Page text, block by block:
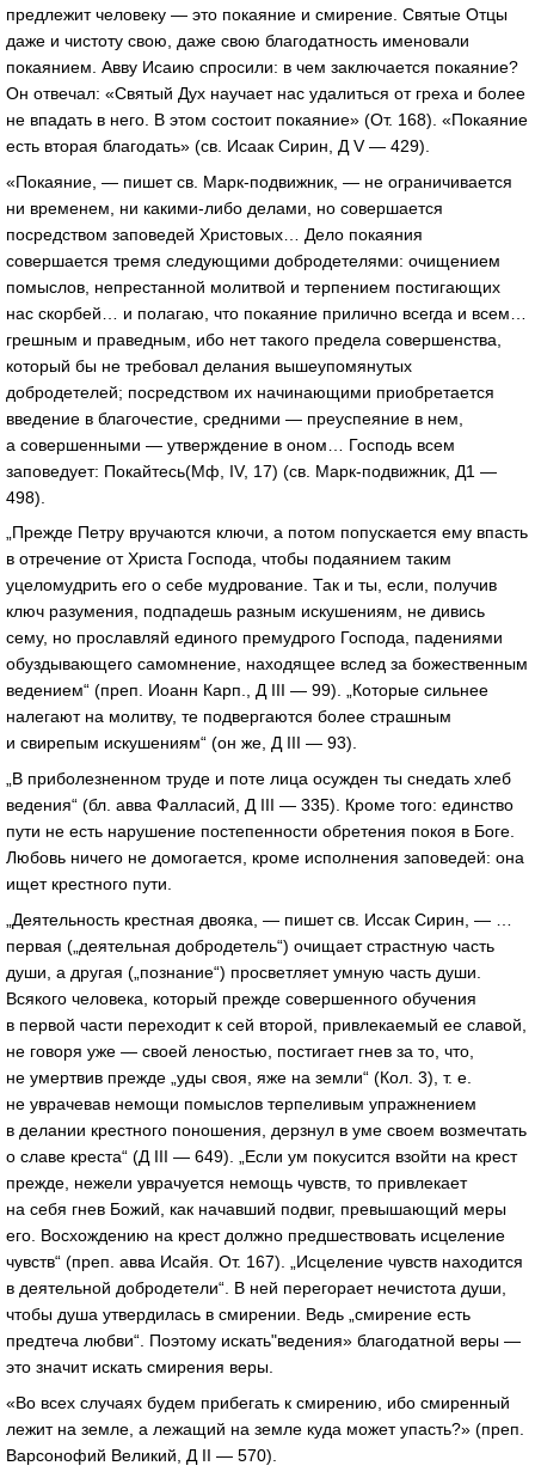
предлежит человеку — это покаяние и смирение. Святые Отцы
даже и чистоту свою, даже свою благодатность именовали
покаянием. Авву Исаию спросили: в чем заключается покаяние?
Он отвечал: «Святый Дух научает нас удалиться от греха и более
не впадать в него. В этом состоит покаяние» (От. 168). «Покаяние
есть вторая благодать» (св. Исаак Сирин, Д V — 429).
«Покаяние, — пишет св. Марк-подвижник , — не ограничивается
ни временем, ни какими-либо делами, но совершается
посредством заповедей Христовых… Дело покаяния
совершается тремя следующими добродетелями: очищением
помыслов, непрестанной молитвой и терпением постигающих
нас скорбей… и полагаю, что покаяние прилично всегда и всем…
грешным и праведным, ибо нет такого предела совершенства,
который бы не требовал делания вышеупомянутых
добродетелей; посредством их начинающими приобретается
введение в благочестие, средними — преуспеяние в нем,
а совершенными — утверждение в оном… Господь всем
заповедует: Покайтесь(Мф, IV, 17) (св. Марк-подвижник , Д1 —
498).
„Прежде Петру вручаются ключи, а потом попускается ему впасть
в отречение от Христа Господа, чтобы подаянием таким
уцеломудрить его о себе мудрование. Так и ты, если, получив
ключ разумения, подпадешь разным искушениям, не дивись
сему, но прославляй единого премудрого Господа, падениями
обуздывающего самомнение, находящее вслед за божественным
ведением“ (преп. Иоанн Карп., Д III — 99). „Которые сильнее
налегают на молитву, те подвергаются более страшным
и свирепым искушениям“ (он же, Д III — 93).
„В приболезненном труде и поте лица осужден ты снедать хлеб
ведения“ (бл. авва Фалласий, Д III — 335). Кроме того: единство
пути не есть нарушение постепенности обретения покоя в Боге.
Любовь ничего не домогается, кроме исполнения заповедей: она
ищет крестного пути.
„Деятельность крестная двояка, — пишет св. Иссак Сирин, — …
первая („деятельная добродетель“) очищает страстную часть
души, а другая („познание“) просветляет умную часть души.
Всякого человека, который прежде совершенного обучения
в первой части переходит к сей второй, привлекаемый ее славой,
не говоря уже — своей леностью, постигает гнев за то, что,
не умертвив прежде „уды своя, яже на земли“ (Кол. 3), т. е.
не уврачевав немощи помыслов терпеливым упражнением
в делании крестного поношения, дерзнул в уме своем возмечтать
о славе креста“ (Д III — 649). „Если ум покусится взойти на крест
прежде, нежели уврачуется немощь чувств, то привлекает
на себя гнев Божий, как начавший подвиг, превышающий меры
его. Восхождению на крест должно предшествовать исцеление
чувств“ (преп. авва Исайя. От. 167). „Исцеление чувств находится
в деятельной добродетели“. В ней перегорает нечистота души,
чтобы душа утвердилась в смирении. Ведь „смирение есть
предтеча любви“. Поэтому искать"ведения» благодатной веры —
это значит искать смирения веры.
«Во всех случаях будем прибегать к смирению, ибо смиренный
лежит на земле, а лежащий на земле куда может упасть?» (преп.
Варсонофий Великий, Д II — 570).